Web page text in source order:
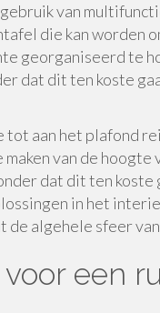
van
die kan worden
georganiseerd te
dat dit ten koste
aan het plafond
van de hoogte
dat dit ten koste
in het
algehele sfeer
een